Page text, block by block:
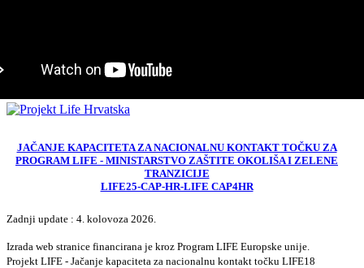
JAČANJE KAPACITETA ZA NACIONALNU KONTAKT TOČKU ZA
PROGRAM LIFE - MINISTARSTVO ZAŠTITE OKOLIŠA I ZELENE
TRANZICIJE
LIFE25-CAP-HR-LIFE CAP4HR
Zadnji update : 4. kolovoza 2026.
Izrada web stranice financirana je kroz Program LIFE Europske unije.
Projekt LIFE - Jačanje kapaciteta za nacionalnu kontakt točku LIFE18